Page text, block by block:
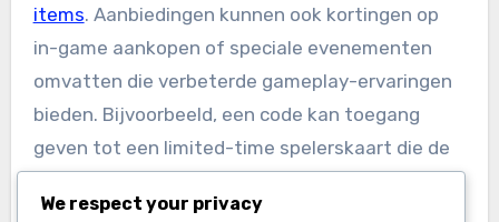
items. Aanbiedingen kunnen ook kortingen op
in-game aankopen of speciale evenementen
omvatten die verbeterde gameplay-ervaringen
bieden. Bijvoorbeeld, een code kan toegang
geven tot een limited-time spelerskaart die de
We respect your privacy